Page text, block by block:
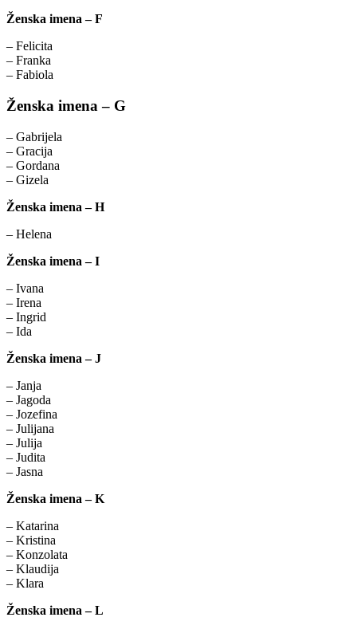
Ženska imena – F
– Felicita
– Franka
– Fabiola
Ženska imena – G
– Gabrijela
– Gracija
– Gordana
– Gizela
Ženska imena – H
– Helena
Ženska imena – I
– Ivana
– Irena
– Ingrid
– Ida
Ženska imena – J
– Janja
– Jagoda
– Jozefina
– Julijana
– Julija
– Judita
– Jasna
Ženska imena – K
– Katarina
– Kristina
– Konzolata
– Klaudija
– Klara
Ženska imena – L